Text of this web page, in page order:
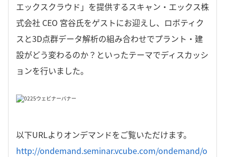
エックスクラウド」を提供するスキャン・エックス株
式会社 CEO 宮谷氏をゲストにお迎えし、ロボティク
スと3D点群データ解析の組み合わせでプラント・建
設がどう変わるのか？といったテーマでディスカッシ
ョンを行いました。
以下URLよりオンデマンドをご覧いただけます。
http://ondemand.seminar.vcube.com/ondemand/o